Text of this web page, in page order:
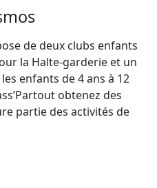
de deux clubs enfants
la Halte-garderie et un
enfants de 4 ans à 12
obtenez des
partie des activités de